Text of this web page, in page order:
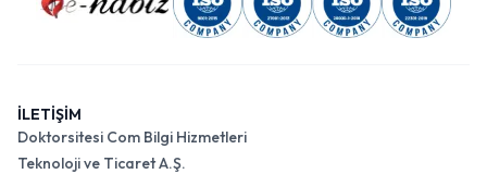
İLETİŞİM
Doktorsitesi Com Bilgi Hizmetleri
Teknoloji ve Ticaret A.Ş.